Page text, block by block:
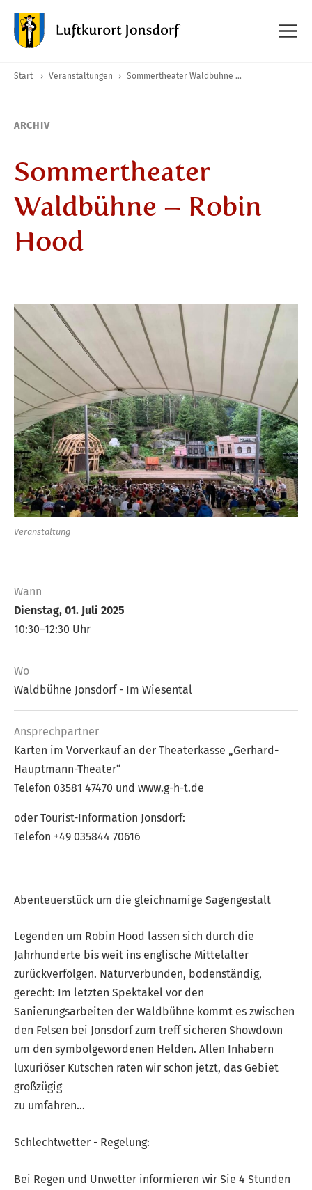
Start › Veranstaltungen › Sommertheater Waldbühne – Robin Hood
ARCHIV
Sommertheater
Waldbühne – Robin
Hood
Veranstaltung
Wann
Dienstag, 01. Juli 2025
10:30–12:30 Uhr
Wo
Waldbühne Jonsdorf - Im Wiesental
Ansprech­partner
Karten im Vorverkauf an der Theaterkasse „Gerhard-
Hauptmann-Theater“
Telefon 03581 47470 und www.g-h-t.de
oder Tourist-Information Jonsdorf:
Telefon +49 035844 70616
Abenteuerstück um die gleichnamige Sagengestalt
Legenden um Robin Hood lassen sich durch die
Jahrhunderte bis weit ins englische Mittelalter
zurückverfolgen. Naturverbunden, bodenständig,
gerecht: Im letzten Spektakel vor den
Sanierungsarbeiten der Waldbühne kommt es zwischen
den Felsen bei Jonsdorf zum treff sicheren Showdown
um den symbolgewordenen Helden. Allen Inhabern
luxuriöser Kutschen raten wir schon jetzt, das Gebiet
großzügig
zu umfahren...
Schlechtwetter - Regelung:
Bei Regen und Unwetter informieren wir Sie 4 Stunden